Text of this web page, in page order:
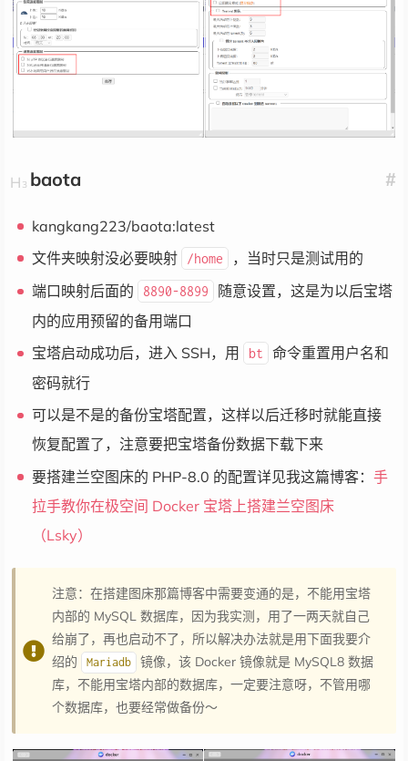
#
baota
kangkang223/baota:latest
文件夹映射没必要映射
/home
，当时只是测试用的
端口映射后面的
8890-8899
随意设置，这是为以后宝塔
内的应用预留的备用端口
宝塔启动成功后，进入 SSH，用
bt
命令重置用户名和
密码就行
可以是不是的备份宝塔配置，这样以后迁移时就能直接
恢复配置了，注意要把宝塔备份数据下载下来
要搭建兰空图床的 PHP-8.0 的配置详见我这篇博客：手
拉手教你在极空间 Docker 宝塔上搭建兰空图床
（Lsky）
注意：在搭建图床那篇博客中需要变通的是，不能用宝塔
内部的 MySQL 数据库，因为我实测，用了一两天就自己
给崩了，再也启动不了，所以解决办法就是用下面我要介
绍的
Mariadb
镜像，该 Docker 镜像就是 MySQL8 数据
库，不能用宝塔内部的数据库，一定要注意呀，不管用哪
个数据库，也要经常做备份～